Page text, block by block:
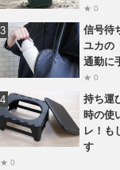
★ 0
信号待
ユカの
通勤に
★ 0
持ち運
時の使
レ！も
す
★ 0